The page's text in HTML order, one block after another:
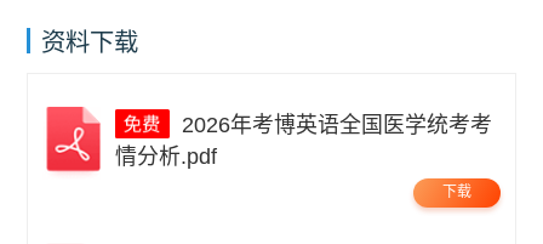
资料下载
情分析.pdf
下载